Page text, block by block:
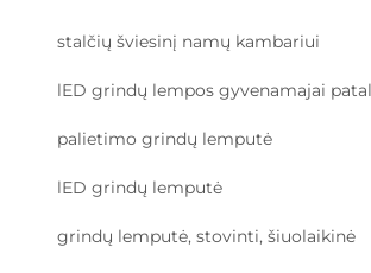
stalčių šviesinį namų kambariui
lED grindų lempos gyvenamajai
palietimo grindų lemputė
lED grindų lemputė
grindų lemputė, stovinti, šiuolaikinė